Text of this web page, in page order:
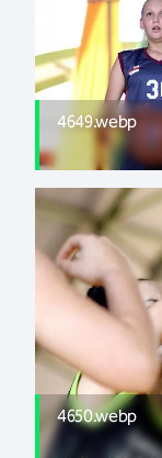
4649.webp
4650.webp